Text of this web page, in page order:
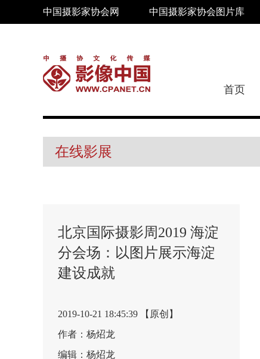
中国摄影家协会网 中国摄影家协会图片库
首页
在线影展
北京国际摄影周2019 海淀
分会场：以图片展示海淀
建设成就
2019-10-21 18:45:39 【原创】
作者：杨炤龙
编辑：杨炤龙